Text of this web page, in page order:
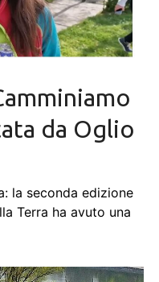
da Oglio
la seconda edizione
Terra ha avuto una